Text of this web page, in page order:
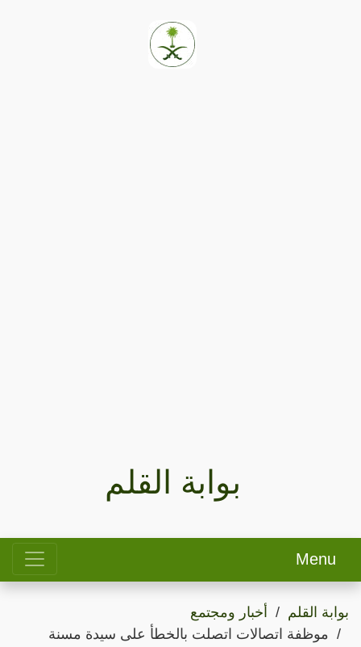
بوابة القلم
Menu
بوابة القلم
أخبار ومجتمع
موظفة اتصالات اتصلت بالخطأ على سيدة مسنة